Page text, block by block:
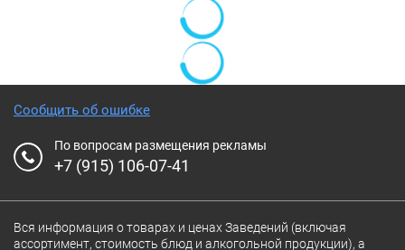
Сообщить об ошибке
По вопросам размещения рекламы
+7 (915) 106-07-41
Вся информация о товарах и ценах Заведений (включая
ассортимент, стоимость блюд и алкогольной продукции), а